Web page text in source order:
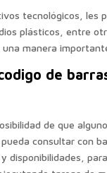
tecnológicos,
plásticos, entre
manera
de
de que
consultar con
disponibilidades,